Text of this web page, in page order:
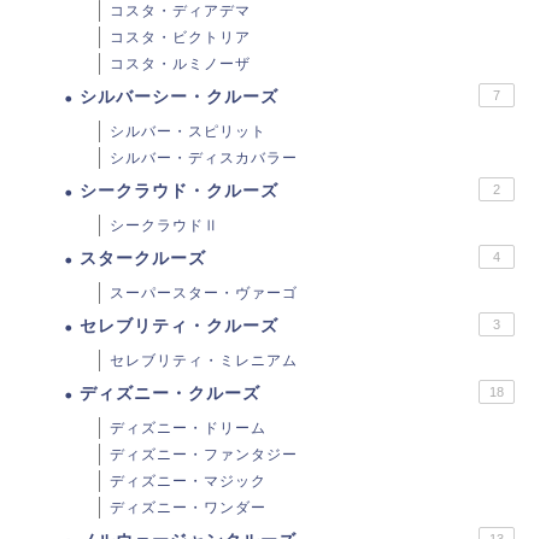
コスタ・ディアデマ
コスタ・ビクトリア
コスタ・ルミノーザ
シルバーシー・クルーズ 7
シルバー・スピリット
シルバー・ディスカバラー
シークラウド・クルーズ 2
シークラウドⅡ
スタークルーズ 4
スーパースター・ヴァーゴ
セレブリティ・クルーズ 3
セレブリティ・ミレニアム
ディズニー・クルーズ 18
ディズニー・ドリーム
ディズニー・ファンタジー
ディズニー・マジック
ディズニー・ワンダー